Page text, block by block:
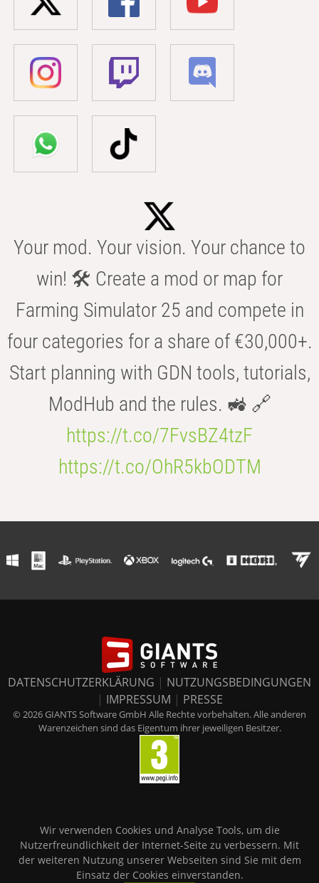
Your mod. Your vision. Your chance to
win! 🛠️ Create a mod or map for
Farming Simulator 25 and compete in
four categories for a share of €30,000+.
Start planning with GDN tools, tutorials,
ModHub and the rules. 🚜 🔗
https://t.co/7FvsBZ4tzF
https://t.co/OhR5kbODTM
DATENSCHUTZERKLÄRUNG | NUTZUNGSBEDINGUNGEN
| IMPRESSUM | PRESSE
© 2026 GIANTS Software GmbH Alle Rechte vorbehalten. Alle anderen
Warenzeichen sind das Eigentum ihrer jeweiligen Besitzer.
Wir verwenden Cookies und Analyse Tools, um die
Nutzerfreundlichkeit der Internet-Seite zu verbessern. Mit
der weiteren Nutzung unserer Webseiten sind Sie mit dem
Einsatz der Cookies einverstanden.